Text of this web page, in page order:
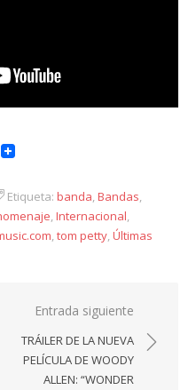
Copy
Etiqueta: banda,Bandas,
,Internacional,
,tom petty,Últimas
Entrada siguiente
TRÁILER DE LA NUEVA
PELÍCULA DE WOODY
ALLEN: “WONDER